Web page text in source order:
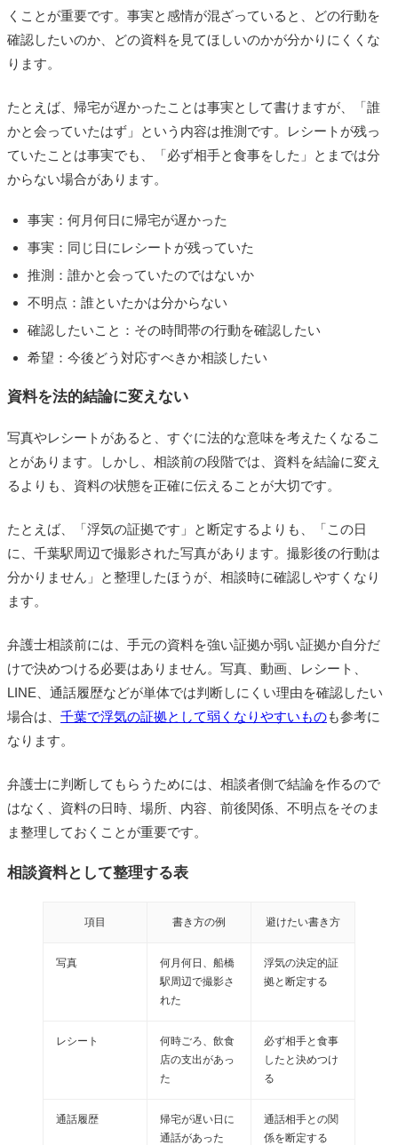
くことが重要です。事実と感情が混ざっていると、どの行動を
確認したいのか、どの資料を見てほしいのかが分かりにくくな
ります。
たとえば、帰宅が遅かったことは事実として書けますが、「誰
かと会っていたはず」という内容は推測です。レシートが残っ
ていたことは事実でも、「必ず相手と食事をした」とまでは分
からない場合があります。
事実：何月何日に帰宅が遅かった
事実：同じ日にレシートが残っていた
推測：誰かと会っていたのではないか
不明点：誰といたかは分からない
確認したいこと：その時間帯の行動を確認したい
希望：今後どう対応すべきか相談したい
資料を法的結論に変えない
写真やレシートがあると、すぐに法的な意味を考えたくなるこ
とがあります。しかし、相談前の段階では、資料を結論に変え
るよりも、資料の状態を正確に伝えることが大切です。
たとえば、「浮気の証拠です」と断定するよりも、「この日
に、千葉駅周辺で撮影された写真があります。撮影後の行動は
分かりません」と整理したほうが、相談時に確認しやすくなり
ます。
弁護士相談前には、手元の資料を強い証拠か弱い証拠か自分だ
けで決めつける必要はありません。写真、動画、レシート、
LINE、通話履歴などが単体では判断しにくい理由を確認したい
場合は、 千葉で浮気の証拠として弱くなりやすいものも参考に
なります。
弁護士に判断してもらうためには、相談者側で結論を作るので
はなく、資料の日時、場所、内容、前後関係、不明点をそのま
ま整理しておくことが重要です。
相談資料として整理する表
項目 書き方の例 避けたい書き方
写真
何月何日、船橋
駅周辺で撮影さ
れた
浮気の決定的証
拠と断定する
レシート
何時ごろ、飲食
店の支出があっ
た
必ず相手と食事
したと決めつけ
る
通話履歴
帰宅が遅い日に
通話があった
通話相手との関
係を断定する